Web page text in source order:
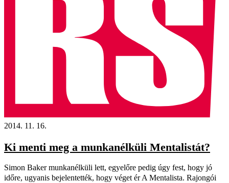
2014. 11. 16.
Ki menti meg a munkanélküli Mentalistát?
Simon Baker munkanélküli lett, egyelőre pedig úgy fest, hogy jó
időre, ugyanis bejelentették, hogy véget ér A Mentalista. Rajongói